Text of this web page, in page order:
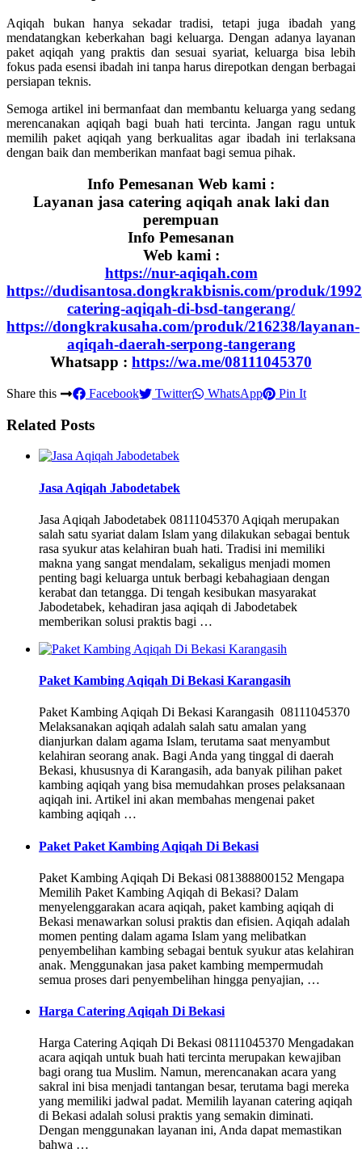
Aqiqah bukan hanya sekadar tradisi, tetapi juga ibadah yang
mendatangkan keberkahan bagi keluarga. Dengan adanya layanan
paket aqiqah yang praktis dan sesuai syariat, keluarga bisa lebih
fokus pada esensi ibadah ini tanpa harus direpotkan dengan berbagai
persiapan teknis.
Semoga artikel ini bermanfaat dan membantu keluarga yang sedang
merencanakan aqiqah bagi buah hati tercinta. Jangan ragu untuk
memilih paket aqiqah yang berkualitas agar ibadah ini terlaksana
dengan baik dan memberikan manfaat bagi semua pihak.
Info Pemesanan Web kami :
Layanan jasa catering aqiqah anak laki dan
perempuan
Info Pemesanan
Web kami :
https://nur-aqiqah.com
https://dudisantosa.dongkrakbisnis.com/produk/
catering-aqiqah-di-bsd-tangerang/
https://dongkrakusaha.com/produk/216238/layanan-
aqiqah-daerah-serpong-tangerang
Whatsapp : https://wa.me/08111045370
Share this Facebook Twitter WhatsApp Pin It
Related Posts
Jasa Aqiqah Jabodetabek
Jasa Aqiqah Jabodetabek 08111045370 Aqiqah merupakan
salah satu syariat dalam Islam yang dilakukan sebagai bentuk
rasa syukur atas kelahiran buah hati. Tradisi ini memiliki
makna yang sangat mendalam, sekaligus menjadi momen
penting bagi keluarga untuk berbagi kebahagiaan dengan
kerabat dan tetangga. Di tengah kesibukan masyarakat
Jabodetabek, kehadiran jasa aqiqah di Jabodetabek
memberikan solusi praktis bagi …
Paket Kambing Aqiqah Di Bekasi Karangasih
Paket Kambing Aqiqah Di Bekasi Karangasih 08111045370
Melaksanakan aqiqah adalah salah satu amalan yang
dianjurkan dalam agama Islam, terutama saat menyambut
kelahiran seorang anak. Bagi Anda yang tinggal di daerah
Bekasi, khususnya di Karangasih, ada banyak pilihan paket
kambing aqiqah yang bisa memudahkan proses pelaksanaan
aqiqah ini. Artikel ini akan membahas mengenai paket
kambing aqiqah …
Paket Paket Kambing Aqiqah Di Bekasi
Paket Kambing Aqiqah Di Bekasi 081388800152 Mengapa
Memilih Paket Kambing Aqiqah di Bekasi? Dalam
menyelenggarakan acara aqiqah, paket kambing aqiqah di
Bekasi menawarkan solusi praktis dan efisien. Aqiqah adalah
momen penting dalam agama Islam yang melibatkan
penyembelihan kambing sebagai bentuk syukur atas kelahiran
anak. Menggunakan jasa paket kambing mempermudah
semua proses dari penyembelihan hingga penyajian, …
Harga Catering Aqiqah Di Bekasi
Harga Catering Aqiqah Di Bekasi 08111045370 Mengadakan
acara aqiqah untuk buah hati tercinta merupakan kewajiban
bagi orang tua Muslim. Namun, merencanakan acara yang
sakral ini bisa menjadi tantangan besar, terutama bagi mereka
yang memiliki jadwal padat. Memilih layanan catering aqiqah
di Bekasi adalah solusi praktis yang semakin diminati.
Dengan menggunakan layanan ini, Anda dapat memastikan
bahwa …